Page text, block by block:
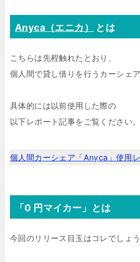
Anyca（エニカ） とは
こちらは先程触れたとおり、
個人間で貸し借りを行うカーシェ
具体的には以前使用した際の
以下レポート記事をご覧ください。
個人間カーシェア「Anyca」使用
「0 円マイカー」とは
今回のリリース目玉はコレでしょう